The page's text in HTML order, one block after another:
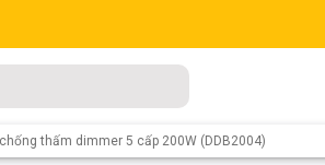
thấm dimmer 5 cấp 200W (DDB2004)